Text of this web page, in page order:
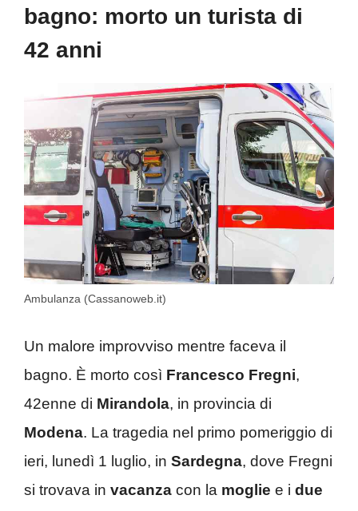
bagno: morto un turista di
42 anni
Ambulanza (Cassanoweb.it)
Un malore improvviso mentre faceva il
bagno. È morto così Francesco Fregni,
42enne di Mirandola, in provincia di
Modena. La tragedia nel primo pomeriggio di
ieri, lunedì 1 luglio, in Sardegna, dove Fregni
si trovava in vacanza con la moglie e i due